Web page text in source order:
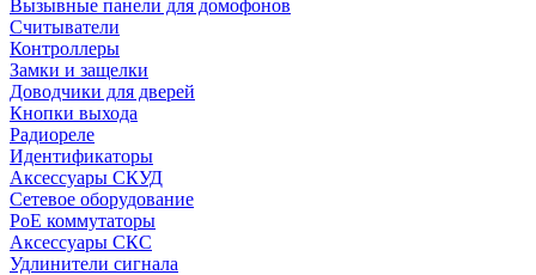
Вызывные панели для домофонов
Считыватели
Контроллеры
Замки и защелки
Доводчики для дверей
Кнопки выхода
Радиореле
Идентификаторы
Аксессуары СКУД
Сетевое оборудование
PoE коммутаторы
Аксессуары СКС
Удлинители сигнала